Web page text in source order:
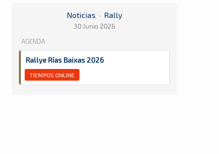
Noticias · Rally
30 Junio 2026
AGENDA
Rallye Rías Baixas 2026
TIEMPOS ONLINE